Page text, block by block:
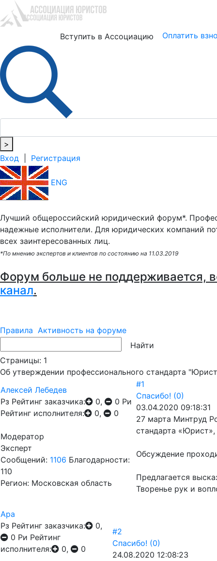
Вступить в Ассоциацию Оплатить
>
Вход
Регистрация
ENG
Лучший общероссийский юридический форум*.
надежные исполнители. Для юридических компаний
всех заинтересованных лиц.
*По мнению экспертов и клиентов по состоянию на 11.03.2019
Форум больше не поддерживается,
канал.
Правила Активность на форуме
Страницы: 1
Об утверждении профессионального стандарта
Алексей Лебедев
Рз Рейтинг заказчика: 0, 0 Ри
Рейтинг исполнителя:
0, 0
Модератор
Эксперт
Сообщений: 1106 Благодарности:
110
Регион: Московская область
#1
Спасибо! (0)
03.04.2020 09:18:31
27 марта Минтруд
стандарта
Обсуждение
Предлагается
Творенье рук и
Ара
Рз Рейтинг заказчика:
0,
0 Ри Рейтинг
исполнителя:
0, 0
#2
Спасибо! (0)
24.08.2020 12:08:23